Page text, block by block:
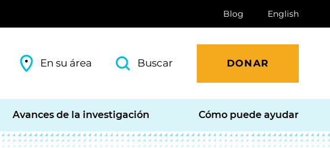
Blog English
En su área Buscar DONAR
Avances de la investigación Cómo puede ayudar